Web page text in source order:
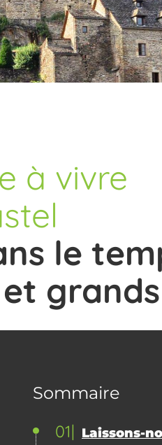
à vivre
le
grands
Sommaire
01
Laissons-